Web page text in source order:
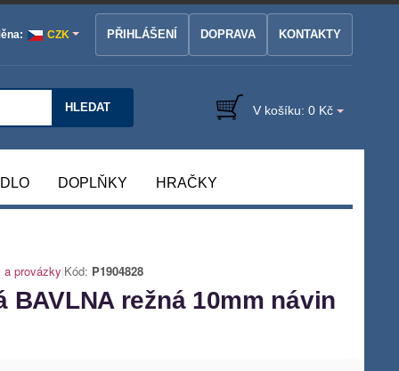
CZK PŘIHLÁŠENÍ DOPRAVA KONTAKTY
HLEDAT V košíku: 0 Kč
DOPLŇKY HRAČKY
a provázky|Kód: P1904828
BAVLNA režná 10mm návin